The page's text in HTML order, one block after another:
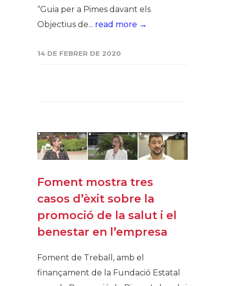
“Guia per a Pimes davant els
Objectius de... read more →
14 DE FEBRER DE 2020
Foment mostra tres
casos d’èxit sobre la
promoció de la salut i el
benestar en l’empresa
Foment de Treball, amb el
finançament de la Fundació Estatal